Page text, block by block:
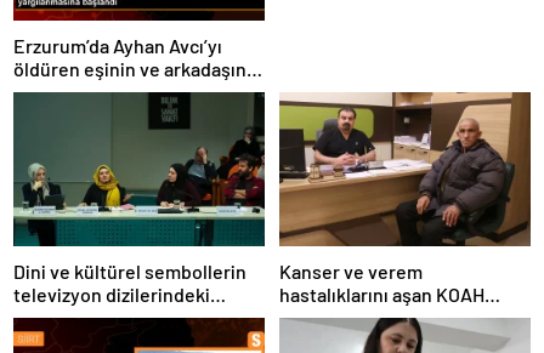
Erzurum’da Ayhan Avcı’yı
öldüren eşinin ve arkadaşının
yargılanması başladı
Dini ve kültürel sembollerin
televizyon dizilerindeki
temsili üzerine panel
düzenlendi
Kanser ve verem
hastalıklarını aşan KOAH
hastası hayata tutundu